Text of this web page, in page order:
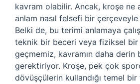
kavram olabilir. Ancak, kroşe ne
anlam nasıl felsefi bir
Belki de, bu terimi anlamaya
teknik bir beceri veya fiziksel
geçmemiz, kavramın daha derin
gerektiriyor. Kroşe, pek çok
dövüşçülerin kullandığı temel bir